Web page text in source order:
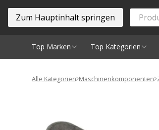
Zum Hauptinhalt springen
Top Marken Top Kategorien
Alle Kategorien Maschinenkomponenten